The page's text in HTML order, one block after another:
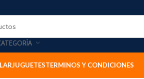
JUGUETESTERMINOS Y CONDICIONES